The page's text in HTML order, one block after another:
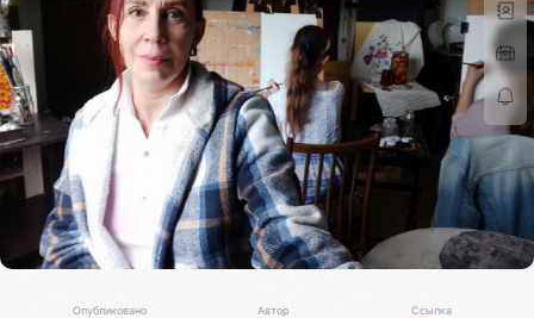
Опубликовано Автор Ссылка